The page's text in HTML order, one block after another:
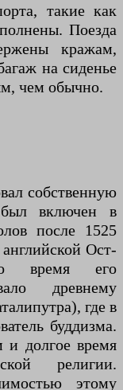
такие как
Поезда
кражам,
на сиденье
чем обычно.
собственную
включен в
после 1525
Ост-
время его
древнему
где в
буддизма.
и долгое время
религии.
этому